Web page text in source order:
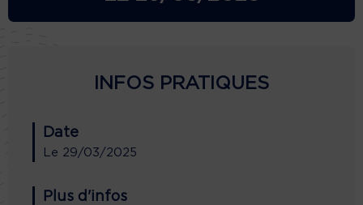
INFOS PRATIQUES
Date
Le 29/03/2025
Plus d'infos